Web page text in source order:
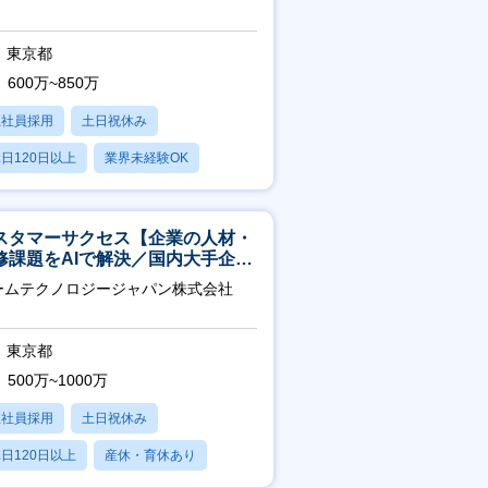
東京都
600万~850万
員採用 土日祝休み
120日以上 業界未経験OK
・育休あり
タマーサクセス【企業の人材・
課題をAIで解決／国内大手企業
社導入／フレックス可】
ムテクノロジージャパン株式会社
東京都
500万~1000万
員採用 土日祝休み
120日以上 産休・育休あり